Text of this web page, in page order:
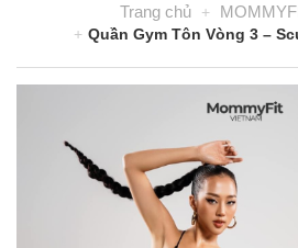
Trang chủ
Quần Gym Tôn Vòng 3 –